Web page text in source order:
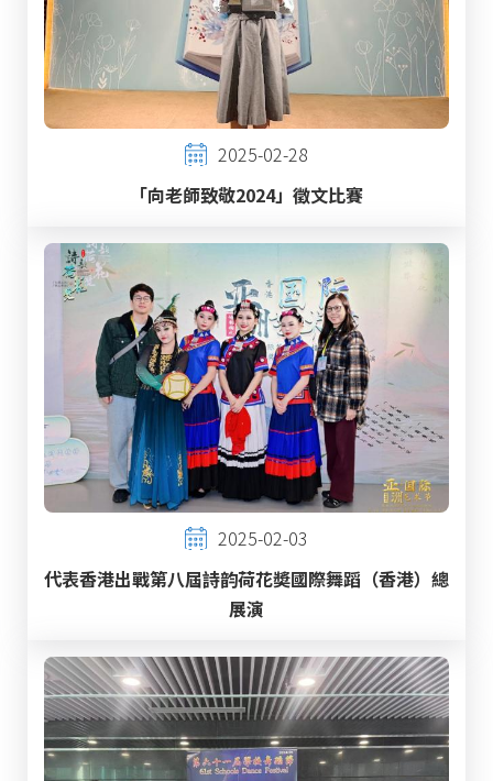
2025-02-28
「向老師致敬2024」徵文比賽
2025-02-03
代表香港出戰第八屆詩韵荷花奬國際舞蹈（香港）總
展演